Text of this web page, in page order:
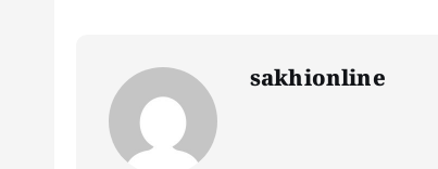
sakhionline